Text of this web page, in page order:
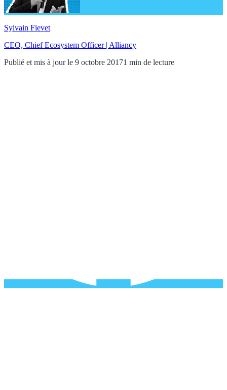
Sylvain Fievet
CEO, Chief Ecosystem Officer | Alliancy
Publié et mis à jour le 9 octobre 20171 min de lecture